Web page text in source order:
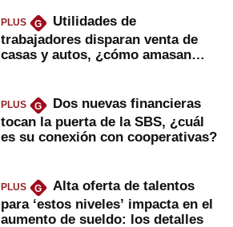
PLUS G
Utilidades de
trabajadores disparan venta de
casas y autos, ¿cómo amasan
PLUS G
Dos nuevas financieras
tocan la puerta de la SBS, ¿cuál
es su conexión con cooperativas?
PLUS G
Alta oferta de talentos
para ‘estos niveles’ impacta en el
aumento de sueldo: los detalles